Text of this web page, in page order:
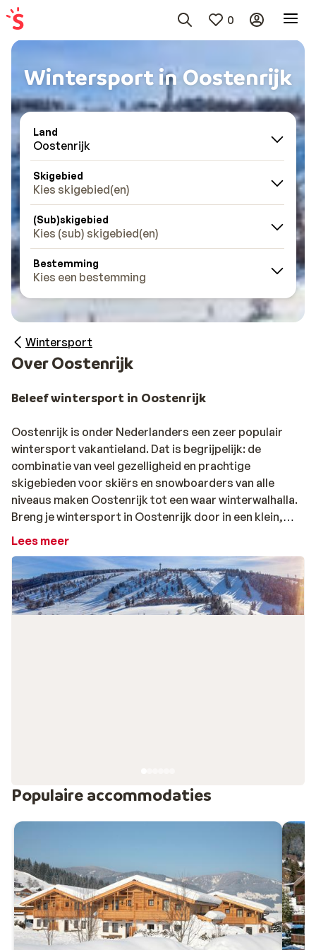
0
Wintersport in Oostenrijk
Land
Oostenrijk
Skigebied
Kies skigebied(en)
(Sub)skigebied
Kies (sub) skigebied(en)
Bestemming
Kies een bestemming
Wintersport
Over Oostenrijk
Beleef wintersport in Oostenrijk
Oostenrijk is onder Nederlanders een zeer populair
wintersport vakantieland. Dat is begrijpelijk: de
combinatie van veel gezelligheid en prachtige
skigebieden voor skiërs en snowboarders van alle
niveaus maken Oostenrijk tot een waar winterwalhalla.
Breng je wintersport in Oostenrijk door in een klein,
authentiek dorpje of in een van de vele grotere
skigebieden in Oostenrijk zijn hetZillertal, Skicircus
Saalbach-Hinterglemm-Leogang-Fieberbrunn enSki
Amadé. Ook altijd geliefd zijn de skigebieden vanZell
am See-Kaprunen die van Kitzbüheler Alpen; het op
wintersportland pur sang. Na een dag op de piste is
niets heerlijker dan terug te komen in je hotel,
appartementof chalet en te genieten van een
ontspannende douche, sauna, massage en smaakvol
eten. Daarom bieden we je een ruim aanbod aan
prettige accommodaties. Ga je metfamilieof een
groep op pad? Kijk dan de bij door ons speciaal voor die
doelgroepen geselecteerde hotels. Lieveradults only?
Ook dat is natuurlijk een optie! Zelfslast minutevind je
jouw ultieme wintersportbestemming. Wat wordt jouw
Lees meer
Populaire accommodaties